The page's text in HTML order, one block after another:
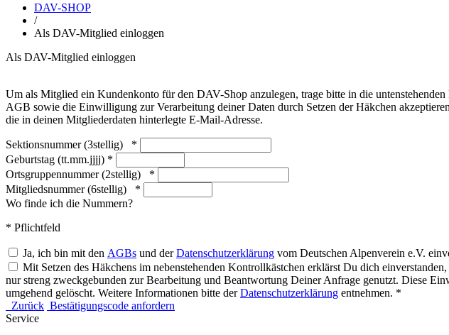
DAV-SHOP
/
Als DAV-Mitglied einloggen
Als DAV-Mitglied einloggen
Um als Mitglied ein Kundenkonto für den DAV-Shop anzulegen, trage bitte in die
AGB sowie die Einwilligung zur Verarbeitung deiner Daten durch Setzen der Häkchen
die in deinen Mitgliederdaten hinterlegte E-Mail-Adresse.
Sektionsnummer (3stellig)
*
Geburtstag (tt.mm.jjjj) *
Ortsgruppennummer (2stellig)
*
Mitgliedsnummer (6stellig)
*
Wo finde ich die Nummern?
* Pflichtfeld
Ja, ich bin mit den AGBs und derDatenschutzerklärung vom Deutschen Alpenverein e.V.
Mit Setzen des Häkchens im nebenstehenden Kontrollkästchen erklärst Du dich
nur streng zweckgebunden zur Bearbeitung und Beantwortung Deiner Anfrage genutzt. Diese
umgehend gelöscht. Weitere Informationen bitte derDatenschutzerklärung entnehmen. *
Zurück Bestätigungscode anfordern
Service